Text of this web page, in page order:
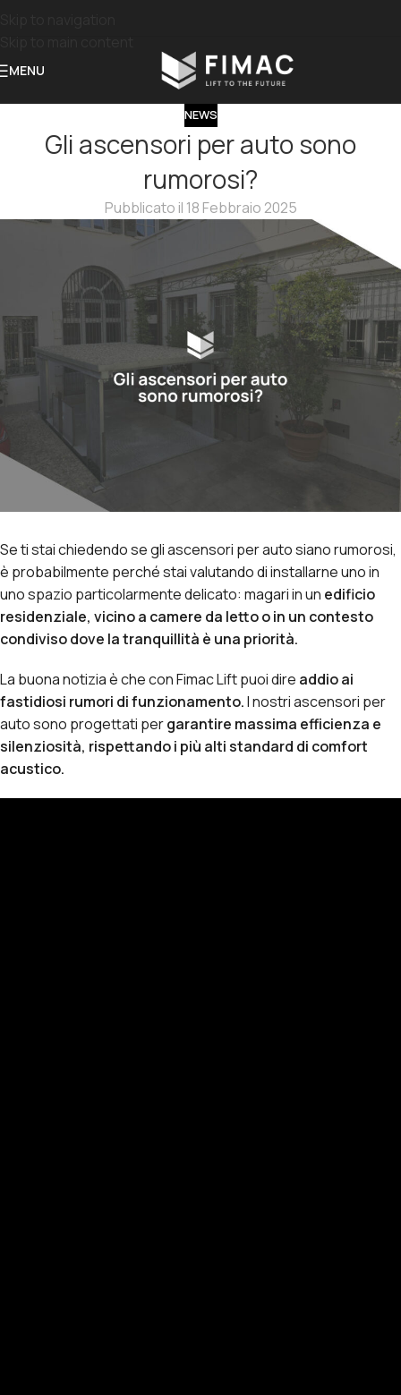
MENU
NEWS
Gli ascensori per auto sono
rumorosi?
Pubblicato il 18 Febbraio 2025
Se ti stai chiedendo se gli ascensori per auto siano rumorosi,
è probabilmente perché stai valutando di installarne uno in
uno spazio particolarmente delicato: magari in un edificio
residenziale, vicino a camere da letto o in un contesto
condiviso dove la tranquillità è una priorità.
La buona notizia è che con Fimac Lift puoi dire addio ai
fastidiosi rumori di funzionamento.I nostri ascensori per
auto sono progettati pergarantire massima efficienza e
silenziosità, rispettando i più alti standard di comfort
acustico.